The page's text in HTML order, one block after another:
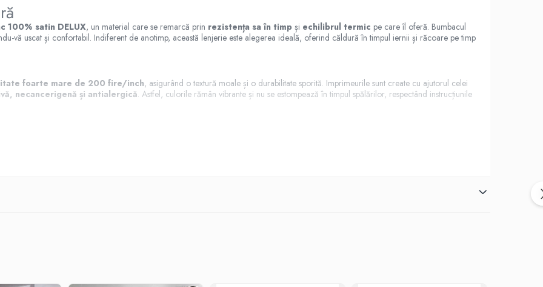
100% satin DELUX, un material care se remarcă prin rezistența sa în timp și echilibrul termic pe care îl oferă. Bumbacul
vă uscat și confortabil. Indiferent de anotimp, această lenjerie este alegerea ideală, oferind căldură în timpul iernii și răcoare pe timp
foarte mare de 200 fire/inch, asigurând o textură moale și o durabilitate sporită. Imprimeurile sunt create cu ajutorul celei
necancerigenă și antialergică. Astfel, culorile rămân vibrante și nu se estompează în timpul spălărilor, respectând instrucțiunile
a oferi o experiență superioară.
al cearșafului de pat este prevăzut cu
Lucida Beige vine ambalată într-o
într-un spațiu plin de confort și stil.
culorilor timp îndelungat.
o igienă corectă.